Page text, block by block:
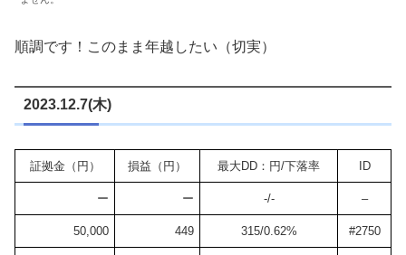
順調です！このまま年越したい（切実）
2023.12.7(木)
証拠金（円） 損益（円） 最大DD：円/下落率 ID
ー ー -/- –
50,000 449 315/0.62% #2750